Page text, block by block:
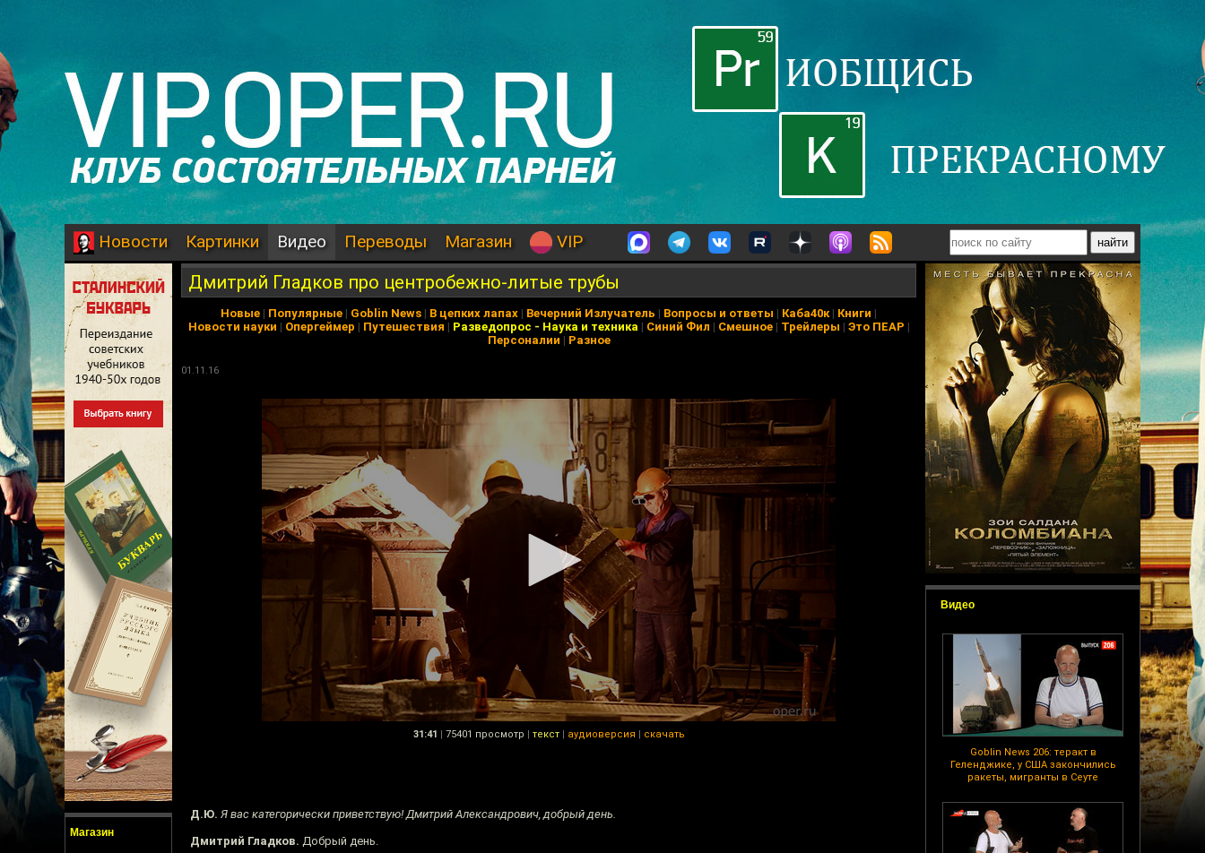
Новости Картинки Видео Переводы Магазин VIP
Магазин
Видео
Goblin News 206: теракт в
Геленджике, у США закончились
ракеты, мигранты в Сеуте
Дмитрий Гладков про центробежно-литые трубы
Новые | Популярные | Goblin News | В цепких лапах | Вечерний Излучатель | Вопросы и ответы | Каба40к| Книги |
Новости науки | Опергеймер | Путешествия | Разведопрос - Наука и техника | Синий Фил | Смешное| Трейлеры | Это ПЕАР |
Персоналии | Разное
01.11.16
31:41 | 75401 просмотр | текст | аудиоверсия | скачать
Д.Ю. Я вас категорически приветствую! Дмитрий Александрович, добрый день.
Дмитрий Гладков. Добрый день.